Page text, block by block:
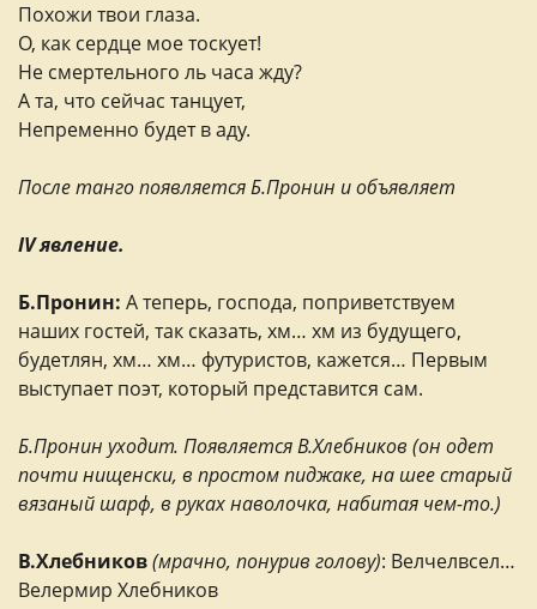
Похожи твои глаза.
О, как сердце мое тоскует!
Не смертельного ль часа жду?
А та, что сейчас танцует,
Непременно будет в аду.
После танго появляется Б.Пронин и объявляет
IV явление.
Б.Пронин: А теперь, господа, поприветствуем
наших гостей, так сказать, хм… хм из будущего,
будетлян, хм… хм… футуристов, кажется… Первым
выступает поэт, который представится сам.
Б.Пронин уходит. Появляется В.Хлебников (он одет
почти нищенски, в простом пиджаке, на шее старый
вязаный шарф, в руках наволочка, набитая чем-то.)
В.Хлебников(мрачно, понурив голову): Велчелвсел…
Велермир Хлебников